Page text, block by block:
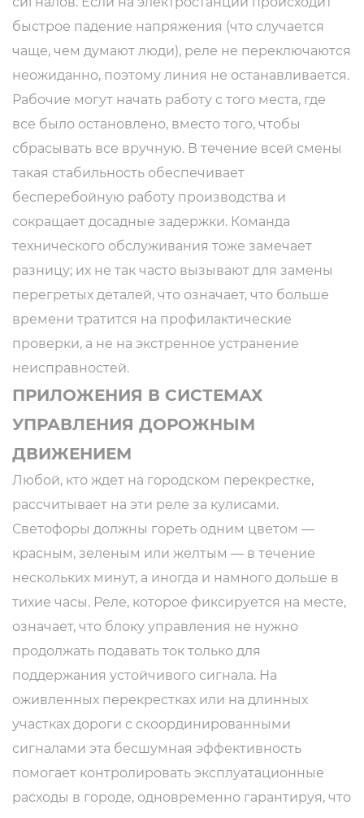
быстрое падение напряжения (что случается
чаще, чем думают люди), реле не переключаются
неожиданно, поэтому линия не останавливается.
Рабочие могут начать работу с того места, где
все было остановлено, вместо того, чтобы
сбрасывать все вручную. В течение всей смены
такая стабильность обеспечивает
бесперебойную работу производства и
сокращает досадные задержки. Команда
технического обслуживания тоже замечает
разницу; их не так часто вызывают для замены
перегретых деталей, что означает, что больше
времени тратится на профилактические
проверки, а не на экстренное устранение
неисправностей.
ПРИЛОЖЕНИЯ В СИСТЕМАХ
УПРАВЛЕНИЯ ДОРОЖНЫМ
ДВИЖЕНИЕМ
Любой, кто ждет на городском перекрестке,
рассчитывает на эти реле за кулисами.
Светофоры должны гореть одним цветом —
красным, зеленым или желтым — в течение
нескольких минут, а иногда и намного дольше в
тихие часы. Реле, которое фиксируется на месте,
означает, что блоку управления не нужно
продолжать подавать ток только для
поддержания устойчивого сигнала. На
оживленных перекрестках или на длинных
участках дороги с скоординированными
сигналами эта бесшумная эффективность
помогает контролировать эксплуатационные
расходы в городе, одновременно гарантируя, что